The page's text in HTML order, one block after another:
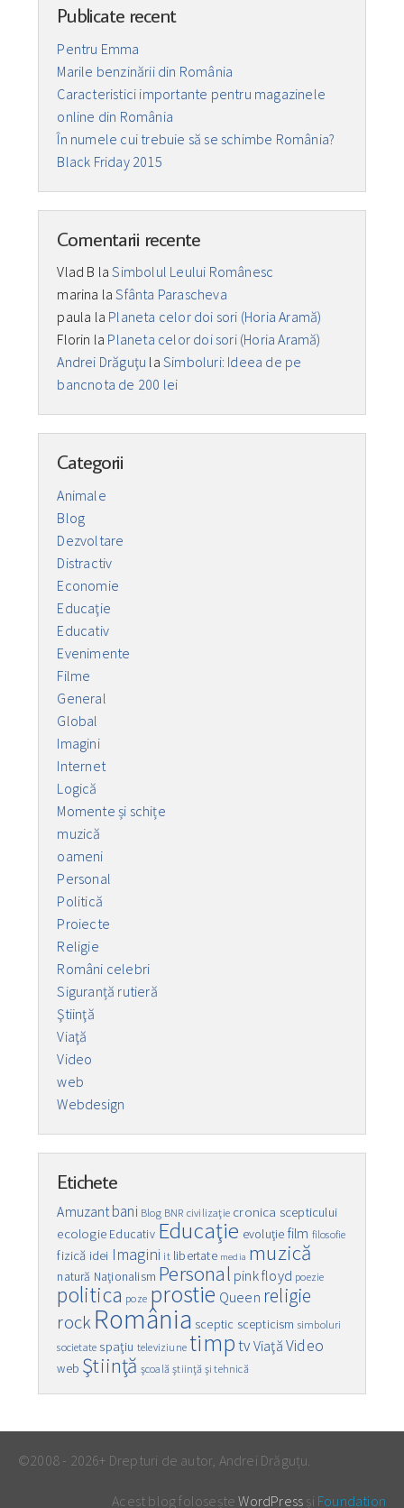
Publicate recent
Pentru Emma
Marile benzinării din România
Caracteristici importante pentru magazinele
online din România
În numele cui trebuie să se schimbe România?
Black Friday 2015
Comentarii recente
Vlad B laSimbolul Leului Românesc
marina laSfânta Parascheva
paula la Planeta celor doi sori (Horia Aramă)
Florin la Planeta celor doi sori (Horia Aramă)
Andrei Drăguţu laSimboluri: Ideea de pe
bancnota de 200 lei
Categorii
Animale
Blog
Dezvoltare
Distractiv
Economie
Educaţie
Educativ
Evenimente
Filme
General
Global
Imagini
Internet
Logică
Momente și schițe
muzică
oameni
Personal
Politică
Proiecte
Religie
Români celebri
Siguranță rutieră
Ştiinţă
Viaţă
Video
web
Webdesign
Etichete
Amuzant bani Blog BNR civilizaţie cronica scepticului
ecologie Educativ Educaţie evoluţie film filosofie
fizică idei Imagini it libertate media muzică
natură Naţionalism Personal pink floyd poezie
politica poze prostie Queen religie
rockRomânia sceptic scepticism simboluri
societate spaţiu televiziune timptvViaţă Video
web Ştiinţă şcoală ştiinţă şi tehnică
©2008 - 2026+ Drepturi de autor, Andrei Drăguțu.
Acest blog foloseșteWordPress și Foundation